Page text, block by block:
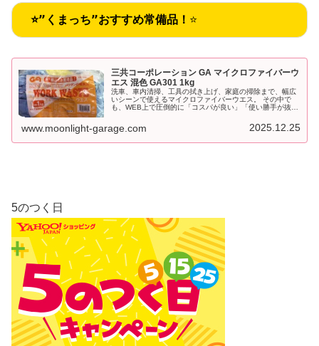
⭐”くまっち”おすすめ常備品！ ⭐
三共コーポレーション GA マイクロファイバーウ
エス 混色 GA301 1kg
洗車、車内清掃、工具の拭き上げ、家庭の掃除まで、幅広
いシーンで使えるマイクロファイバーウエス。 その中で
も、WEB上で圧倒的に「コスパが良い」「使い勝手が抜
クロファイバーウエス 混色 GA301 1kgです。
www.moonlight-garage.com 2025.12.25
5のつく日